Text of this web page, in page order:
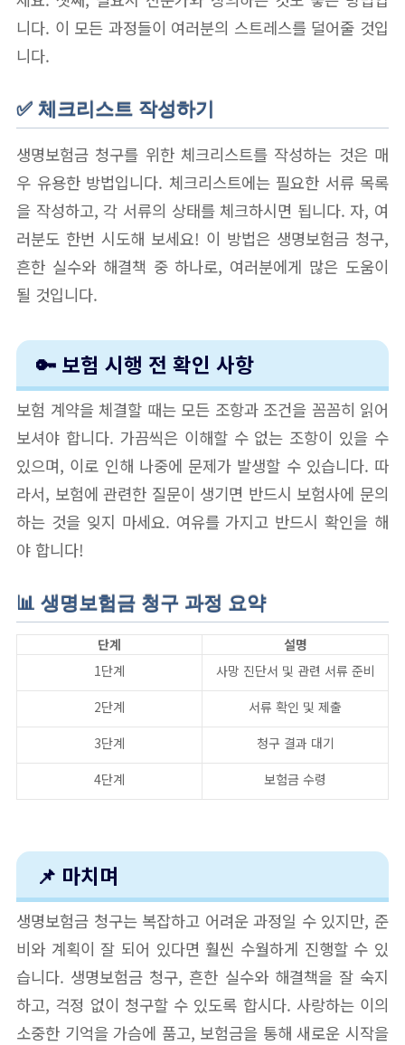
니다. 이 모든 과정들이 여러분의 스트레스를 덜어줄 것입
니다.
✅ 체크리스트 작성하기
생명보험금 청구를 위한 체크리스트를 작성하는 것은 매
우 유용한 방법입니다. 체크리스트에는 필요한 서류 목록
을 작성하고, 각 서류의 상태를 체크하시면 됩니다. 자, 여
러분도 한번 시도해 보세요! 이 방법은 생명보험금 청구,
흔한 실수와 해결책 중 하나로, 여러분에게 많은 도움이
될 것입니다.
🔑 보험 시행 전 확인 사항
보험 계약을 체결할 때는 모든 조항과 조건을 꼼꼼히 읽어
보셔야 합니다. 가끔씩은 이해할 수 없는 조항이 있을 수
있으며, 이로 인해 나중에 문제가 발생할 수 있습니다. 따
라서, 보험에 관련한 질문이 생기면 반드시 보험사에 문의
하는 것을 잊지 마세요. 여유를 가지고 반드시 확인을 해
야 합니다!
📊 생명보험금 청구 과정 요약
단계
설명
1단계
사망 진단서 및 관련 서류 준비
2단계
서류 확인 및 제출
3단계
청구 결과 대기
4단계
보험금 수령
📌 마치며
생명보험금 청구는 복잡하고 어려운 과정일 수 있지만, 준
비와 계획이 잘 되어 있다면 훨씬 수월하게 진행할 수 있
습니다. 생명보험금 청구, 흔한 실수와 해결책을 잘 숙지
하고, 걱정 없이 청구할 수 있도록 합시다. 사랑하는 이의
소중한 기억을 가슴에 품고, 보험금을 통해 새로운 시작을